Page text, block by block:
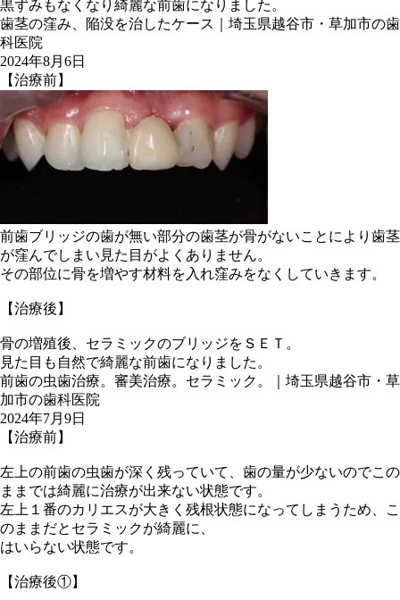
黒ずみもなくなり綺麗な前歯になりました。
歯茎の窪み、陥没を治したケース｜埼玉県越谷市・草加市の歯
科医院
2024年8月6日
【治療前】
前歯ブリッジの歯が無い部分の歯茎が骨がないことにより歯茎
が窪んでしまい見た目がよくありません。
その部位に骨を増やす材料を入れ窪みをなくしていきます。
【治療後】
骨の増殖後、セラミックのブリッジをＳＥＴ。
見た目も自然で綺麗な前歯になりました。
前歯の虫歯治療。審美治療。セラミック。｜埼玉県越谷市・草
加市の歯科医院
2024年7月9日
【治療前】
左上の前歯の虫歯が深く残っていて、歯の量が少ないのでこの
ままでは綺麗に治療が出来ない状態です。
左上１番のカリエスが大きく残根状態になってしまうため、こ
のままだとセラミックが綺麗に、
はいらない状態です。
【治療後①】